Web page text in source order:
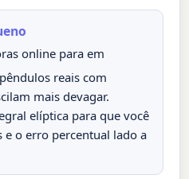
online para em
reais com
mais devagar.
elíptica para que você
o erro percentual lado a